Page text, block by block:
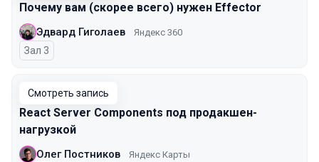
Почему вам (скорее всего) нужен Effector
Эдвард Гиголаев Яндекс 360
Зал 3
Смотреть запись
React Server Components под продакшен-
нагрузкой
Олег Постников Яндекс Карты